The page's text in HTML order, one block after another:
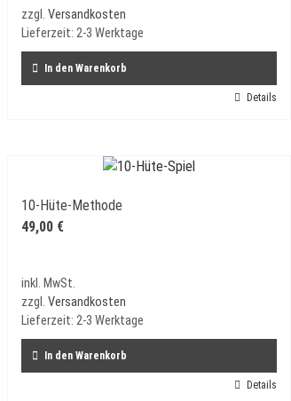
zzgl. Versandkosten
Lieferzeit: 2-3 Werktage
In den Warenkorb
Details
10-Hüte-Methode
49,00 €
inkl. MwSt.
zzgl. Versandkosten
Lieferzeit: 2-3 Werktage
In den Warenkorb
Details